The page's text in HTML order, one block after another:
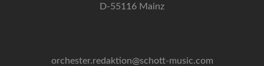
D-55116 Mainz
orchester.redaktion@schott-music.com